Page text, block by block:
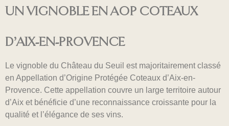
UN VIGNOBLE EN AOP COTEAUX
D’AIX-EN-PROVENCE
Le vignoble du Château du Seuil est majoritairement classé
en Appellation d’Origine Protégée Coteaux d’Aix-en-
Provence. Cette appellation couvre un large territoire autour
d’Aix et bénéficie d’une reconnaissance croissante pour la
qualité et l’élégance de ses vins.